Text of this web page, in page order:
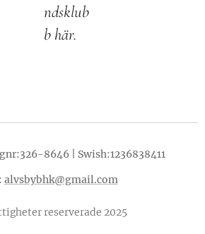
ndsklub
b här.
8646 | Swish:1236838411
alvsbybhk@gmail.com
reserverade 2025